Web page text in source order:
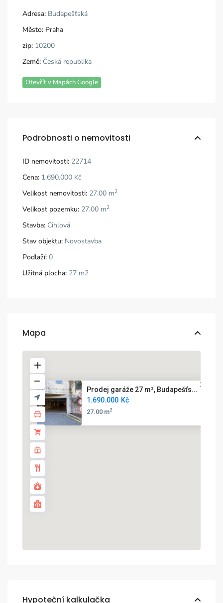
Adresa: Budapešťská
Město: Praha
zip: 10200
Země: Česká republika
Otevřít v Mapách Google
Podrobnosti o nemovitosti
ID nemovitosti: 22714
Cena: 1.690.000 Kč
Velikost nemovitosti: 27.00 m2
Velikost pozemku: 27.00 m2
Stavba: Cihlová
Stav objektu: Novostavba
Podlaží: 0
Užitná plocha: 27 m2
Mapa
Prodej garáže 27 m², Budapešťs...
1.690.000 Kč
27.00 m2
Hypoteční kalkulačka